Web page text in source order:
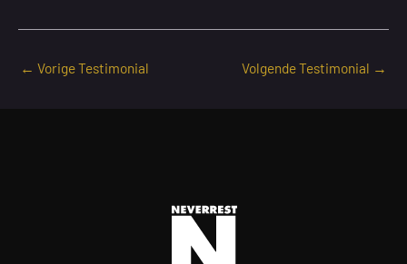
← Vorige Testimonial Volgende Testimonial →